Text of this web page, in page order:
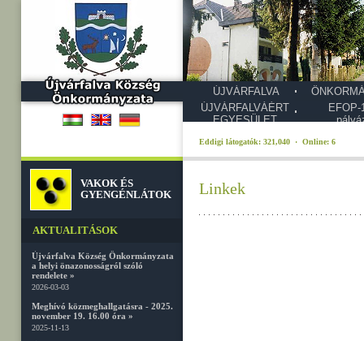
ÚJVÁRFALVA
ÚJVÁRFALVÁÉRT
EGYESÜLET
EFOP-
Eddigi látogatók: 321,040 · Online: 6
VAKOK ÉS
GYENGÉNLÁTOK
AKTUALITÁSOK
Újvárfalva Község Önkormányzata
a helyi önazonosságról szóló
rendelete »
2026-03-03
Meghívó közmeghallgatásra - 2025.
november 19. 16.00 óra »
2025-11-13
Linkek